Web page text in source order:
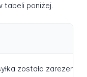
tabeli poniżej.
została